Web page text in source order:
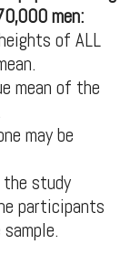
men:
of ALL
mean of the
may be
the study
participants